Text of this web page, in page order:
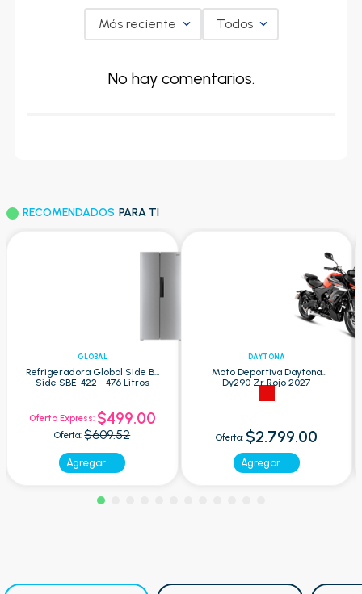
Más reciente Todos
No hay comentarios.
RECOMENDADOS PARA TI
GLOBAL
Refrigeradora Global Side By
Side SBE-422 - 476 Litros
Oferta Express: $499.00
Oferta: $609.52
Agregar
DAYTONA
Moto Deportiva Daytona
Dy290 Zr Rojo 2027
Oferta: $2.799.00
Agregar